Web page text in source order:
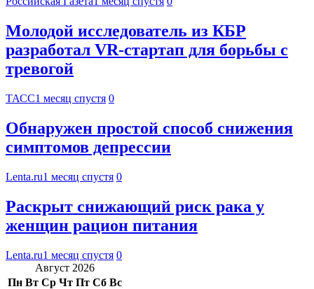
Молодой исследователь из КБР
разработал VR-стартап для борьбы с
тревогой
ТАСС1 месяц спустя 0
Обнаружен простой способ снижения
симптомов депрессии
Lenta.ru1 месяц спустя 0
Раскрыт снижающий риск рака у
женщин рацион питания
Lenta.ru1 месяц спустя 0
Август 2026
Пн Вт Ср Чт Пт Сб Вс